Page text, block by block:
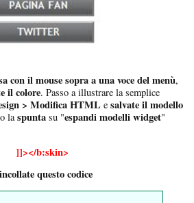
con il mouse sopra a una voce del menù,
il colore. Passo a illustrare la semplice
> Modifica HTML e salvate il modello
laspunta su "espandi modelli widget"
]]></b:skin>
questo codice